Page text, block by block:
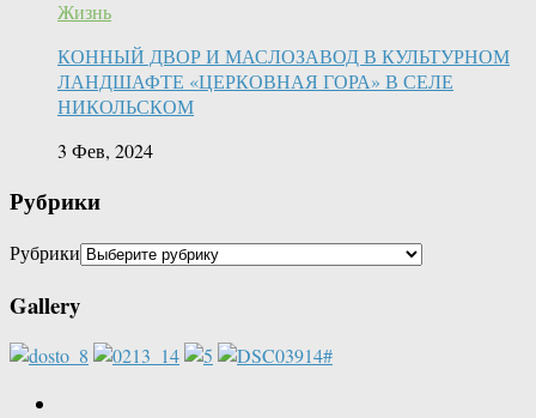
Жизнь
КОННЫЙ ДВОР И МАСЛОЗАВОД В КУЛЬТУРНОМ
ЛАНДШАФТЕ «ЦЕРКОВНАЯ ГОРА» В СЕЛЕ
НИКОЛЬСКОМ
3 Фев, 2024
Рубрики
Рубрики
Gallery